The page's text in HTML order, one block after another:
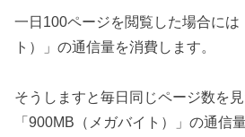
一日100ページを閲覧した場合には
ト）」の通信量を消費します。
そうしますと毎日同じページ数を
「900MB（メガバイト）」の通信